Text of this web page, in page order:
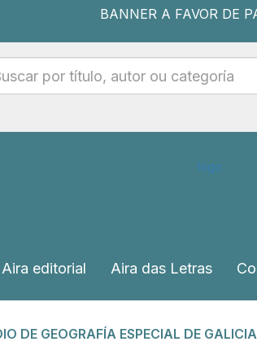
Aira editorial Aira das Letras
DE GEOGRAFÍA ESPECIAL DE